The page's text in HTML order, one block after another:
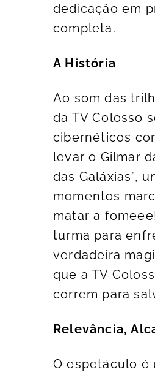
dedicação em
completa.
A História
Ao som das
da TV Colosso
cibernéticos
levar o Gilmar
das Galáxias”,
momentos
matar a
turma para
verdadeira
que a TV
correm para
Relevância,
O espetáculo é